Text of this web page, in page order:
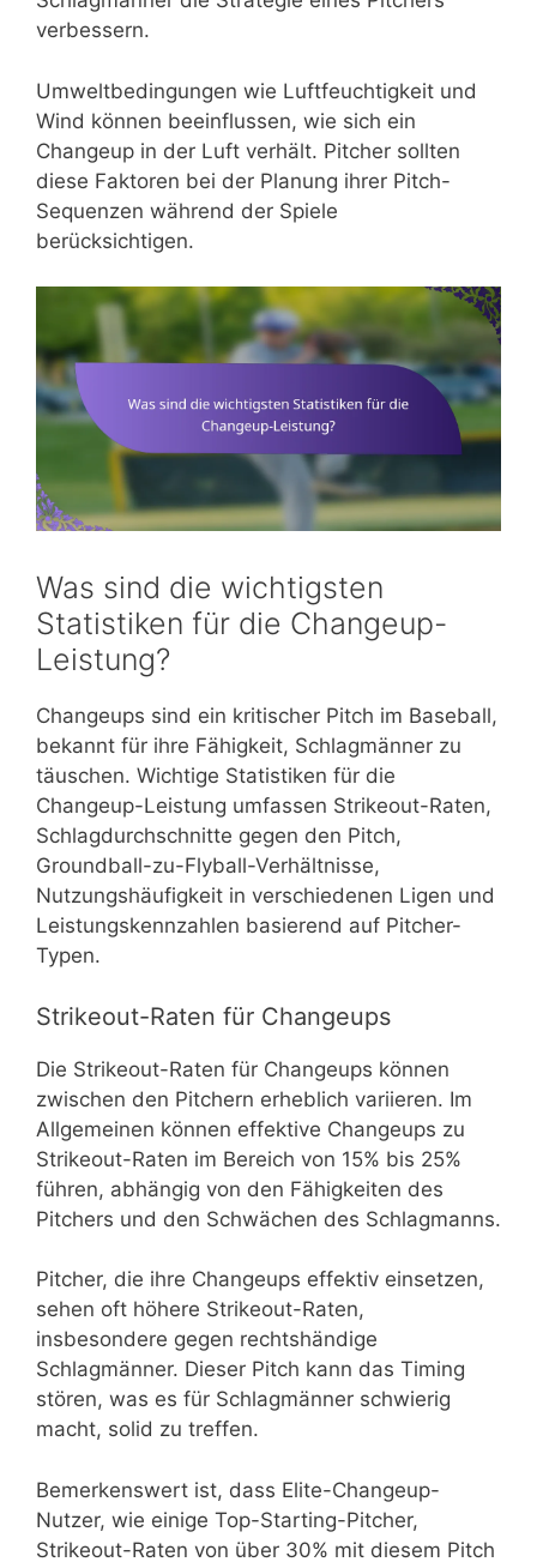
verbessern.
Umweltbedingungen wie Luftfeuchtigkeit und
Wind können beeinflussen, wie sich ein
Changeup in der Luft verhält. Pitcher sollten
diese Faktoren bei der Planung ihrer Pitch-
Sequenzen während der Spiele
berücksichtigen.
Was sind die wichtigsten
Statistiken für die Changeup-
Leistung?
Changeups sind ein kritischer Pitch im Baseball,
bekannt für ihre Fähigkeit, Schlagmänner zu
täuschen. Wichtige Statistiken für die
Changeup-Leistung umfassen Strikeout-Raten,
Schlagdurchschnitte gegen den Pitch,
Groundball-zu-Flyball-Verhältnisse,
Nutzungshäufigkeit in verschiedenen Ligen und
Leistungskennzahlen basierend auf Pitcher-
Typen.
Strikeout-Raten für Changeups
Die Strikeout-Raten für Changeups können
zwischen den Pitchern erheblich variieren. Im
Allgemeinen können effektive Changeups zu
Strikeout-Raten im Bereich von 15% bis 25%
führen, abhängig von den Fähigkeiten des
Pitchers und den Schwächen des Schlagmanns.
Pitcher, die ihre Changeups effektiv einsetzen,
sehen oft höhere Strikeout-Raten,
insbesondere gegen rechtshändige
Schlagmänner. Dieser Pitch kann das Timing
stören, was es für Schlagmänner schwierig
macht, solid zu treffen.
Bemerkenswert ist, dass Elite-Changeup-
Nutzer, wie einige Top-Starting-Pitcher,
Strikeout-Raten von über 30% mit diesem Pitch